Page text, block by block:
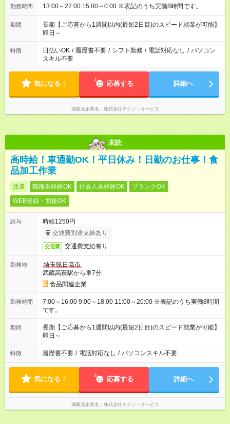
勤務時間 13:00～22:00 15:00～0:00 ※表記のうち実働8時間です。
期間
長期【ご応募から1週間以内(最短2日目)のスピード就業が可能】
即日～
特徴 日払いOK / 履歴書不要 / シフト勤務 / 電話対応なし / パソコン
スキル不要
気になる！ 応募する 詳細へ
掲載元企業名 株式会社テクノ・サービス
未読
高時給！車通勤OK！平日休み！日勤のお仕事！食
品加工作業
派遣 職種未経験OK 社会人未経験OK
ブランクOK
WEB登録・面接OK
給与
時給1250円
交通費別途支給あり
交通費 交通費支給有り
勤務地
埼玉県日高市
武蔵高萩駅から車7分
食品関連企業
勤務時間
7:00～16:00 9:00～18:00 11:00～20:00 ※表記のうち実働8時間
です。
期間
長期【ご応募から1週間以内(最短2日目)のスピード就業が可能】
即日～
特徴 履歴書不要 / 電話対応なし / パソコンスキル不要
気になる！ 応募する 詳細へ
掲載元企業名 株式会社テクノ・サービス